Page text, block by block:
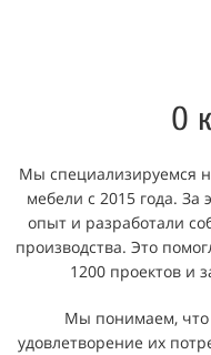
О
Мы специализируемся
мебели с 2015 года.
опыт и разработали
производства. Это
1200 проектов и
Мы понимаем, что
удовлетворение их